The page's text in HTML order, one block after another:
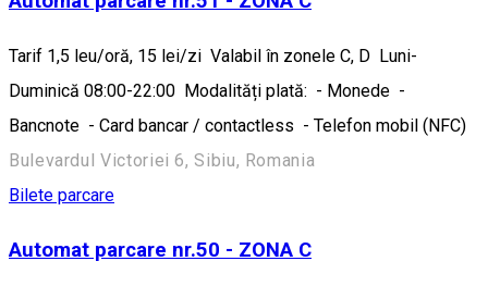
Tarif 1,5 leu/oră, 15 lei/zi Valabil în zonele C, D Luni-
Duminică 08:00-22:00 Modalități plată: - Monede -
Bancnote - Card bancar / contactless - Telefon mobil (NFC)
Bulevardul Victoriei 6, Sibiu, Romania
Bilete parcare
Automat parcare nr.50 - ZONA C